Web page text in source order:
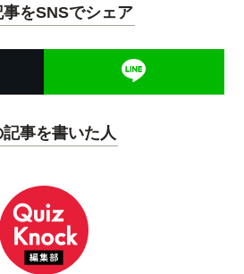
事をSNSでシェア
記事を書いた人